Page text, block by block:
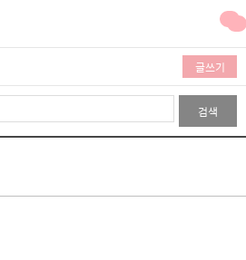
글쓰기
검색